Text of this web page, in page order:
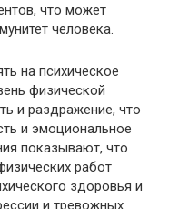
что может
человека.
на психическое
физической
и раздражение, что
и эмоциональное
показывают, что
работ
здоровья и
и тревожных